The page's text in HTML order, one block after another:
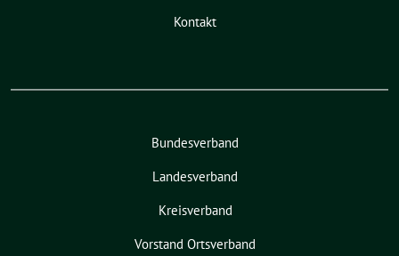
Kontakt
Bundesverband
Landesverband
Kreisverband
Vorstand Ortsverband